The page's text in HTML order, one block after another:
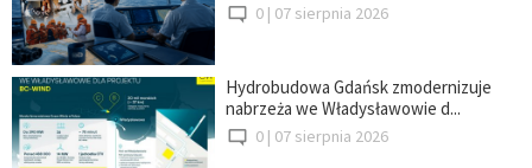
0 | 07 sierpnia 2026
Hydrobudowa Gdańsk zmodernizuje
nabrzeża we Władysławowie d...
0 | 07 sierpnia 2026